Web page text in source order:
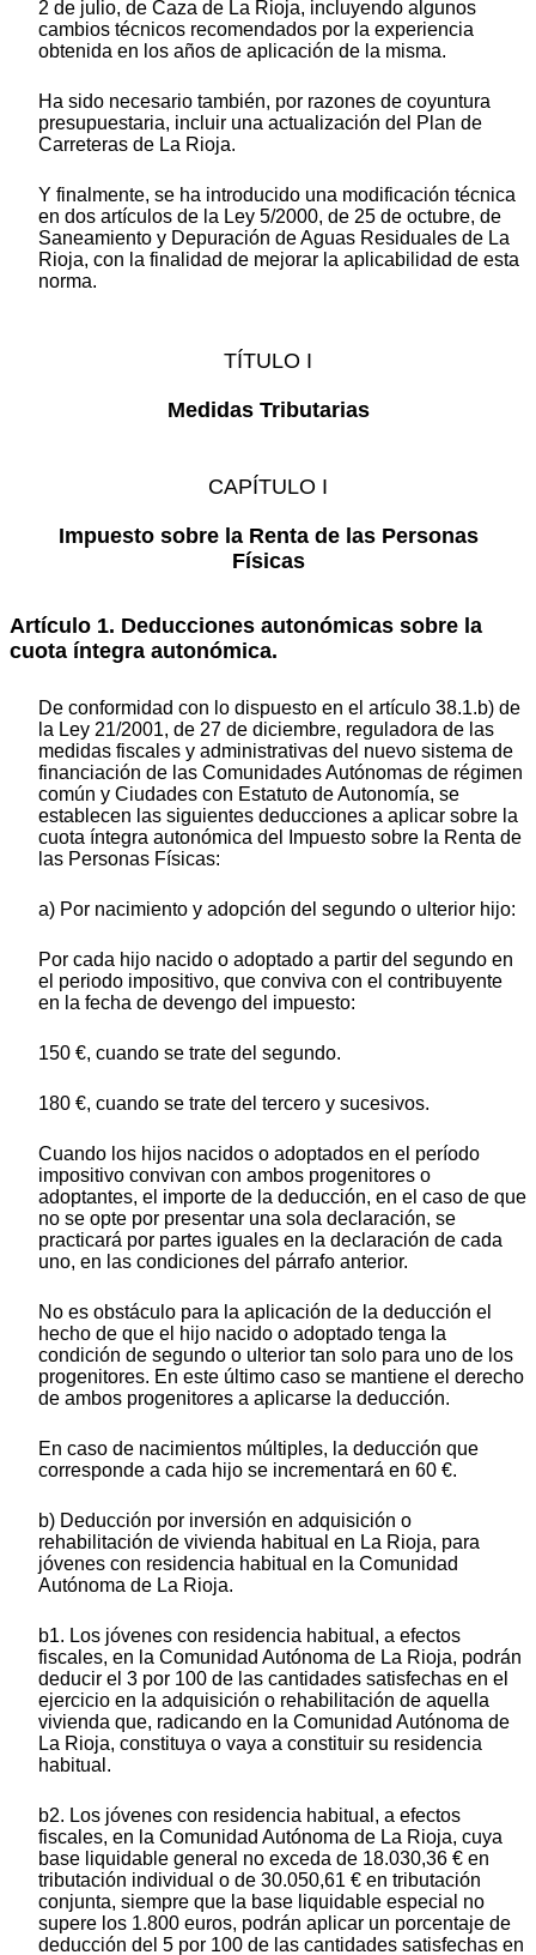
2 de julio, de Caza de La Rioja, incluyendo algunos
cambios técnicos recomendados por la experiencia
obtenida en los años de aplicación de la misma.
Ha sido necesario también, por razones de coyuntura
presupuestaria, incluir una actualización del Plan de
Carreteras de La Rioja.
Y finalmente, se ha introducido una modificación técnica
en dos artículos de la Ley 5/2000, de 25 de octubre, de
Saneamiento y Depuración de Aguas Residuales de La
Rioja, con la finalidad de mejorar la aplicabilidad de esta
norma.
TÍTULO I
Medidas Tributarias
CAPÍTULO I
Impuesto sobre la Renta de las Personas
Físicas
Artículo 1. Deducciones autonómicas sobre la
cuota íntegra autonómica.
De conformidad con lo dispuesto en el artículo 38.1.b) de
la Ley 21/2001, de 27 de diciembre, reguladora de las
medidas fiscales y administrativas del nuevo sistema de
financiación de las Comunidades Autónomas de régimen
común y Ciudades con Estatuto de Autonomía, se
establecen las siguientes deducciones a aplicar sobre la
cuota íntegra autonómica del Impuesto sobre la Renta de
las Personas Físicas:
a) Por nacimiento y adopción del segundo o ulterior hijo:
Por cada hijo nacido o adoptado a partir del segundo en
el periodo impositivo, que conviva con el contribuyente
en la fecha de devengo del impuesto:
150 €, cuando se trate del segundo.
180 €, cuando se trate del tercero y sucesivos.
Cuando los hijos nacidos o adoptados en el período
impositivo convivan con ambos progenitores o
adoptantes, el importe de la deducción, en el caso de que
no se opte por presentar una sola declaración, se
practicará por partes iguales en la declaración de cada
uno, en las condiciones del párrafo anterior.
No es obstáculo para la aplicación de la deducción el
hecho de que el hijo nacido o adoptado tenga la
condición de segundo o ulterior tan solo para uno de los
progenitores. En este último caso se mantiene el derecho
de ambos progenitores a aplicarse la deducción.
En caso de nacimientos múltiples, la deducción que
corresponde a cada hijo se incrementará en 60 €.
b) Deducción por inversión en adquisición o
rehabilitación de vivienda habitual en La Rioja, para
jóvenes con residencia habitual en la Comunidad
Autónoma de La Rioja.
b1. Los jóvenes con residencia habitual, a efectos
fiscales, en la Comunidad Autónoma de La Rioja, podrán
deducir el 3 por 100 de las cantidades satisfechas en el
ejercicio en la adquisición o rehabilitación de aquella
vivienda que, radicando en la Comunidad Autónoma de
La Rioja, constituya o vaya a constituir su residencia
habitual.
b2. Los jóvenes con residencia habitual, a efectos
fiscales, en la Comunidad Autónoma de La Rioja, cuya
base liquidable general no exceda de 18.030,36 € en
tributación individual o de 30.050,61 € en tributación
conjunta, siempre que la base liquidable especial no
supere los 1.800 euros, podrán aplicar un porcentaje de
deducción del 5 por 100 de las cantidades satisfechas en